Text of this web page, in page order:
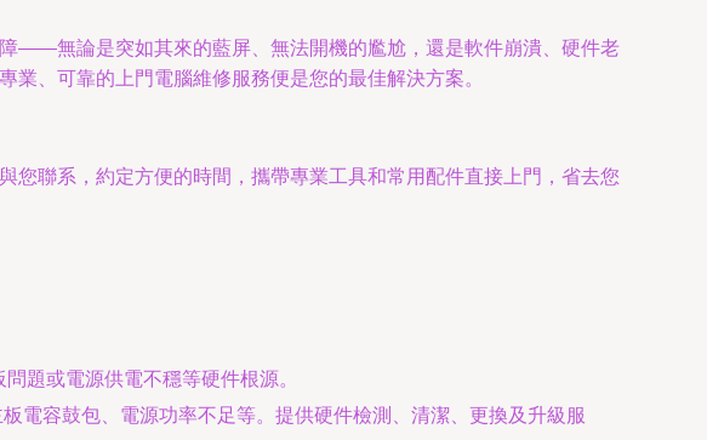
——無論是突如其來的藍屏、無法開機的尷尬，還是軟件崩潰、硬件老
、可靠的上門電腦維修服務便是您的最佳解決方案。
聯系，約定方便的時間，攜帶專業工具和常用配件直接上門，省去您
題或電源供電不穩等硬件根源。
電容鼓包、電源功率不足等。提供硬件檢測、清潔、更換及升級服